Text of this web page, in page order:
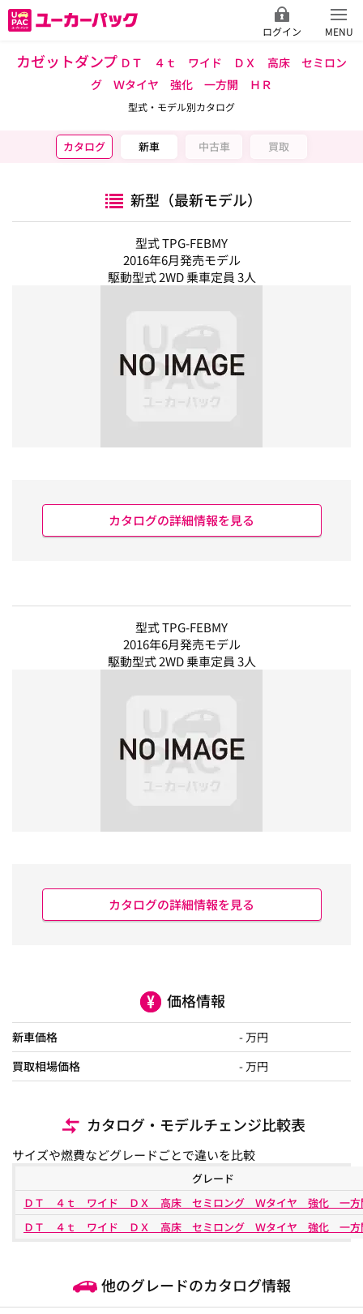
ログイン MENU
カゼットダンプ ＤＴ ４ｔ ワイド ＤＸ 高床 セミロン
グ Ｗタイヤ 強化 一方開 ＨＲ
型式・モデル別カタログ
カタログ 新車 中古車 買取
新型（最新モデル）
型式 TPG-FEBMY
2016年6月発売モデル
駆動型式 2WD 乗車定員 3人
カタログの詳細情報を見る
型式 TPG-FEBMY
2016年6月発売モデル
駆動型式 2WD 乗車定員 3人
カタログの詳細情報を見る
価格情報
新車価格
- 万円
買取相場価格
- 万円
カタログ・モデルチェンジ比較表
サイズや燃費などグレードごとで違いを比較
グレード
ＤＴ ４ｔ ワイド ＤＸ 高床 セミロング Ｗタイヤ 強化 一
ＤＴ ４ｔ ワイド ＤＸ 高床 セミロング Ｗタイヤ 強化 一
他のグレードのカタログ情報